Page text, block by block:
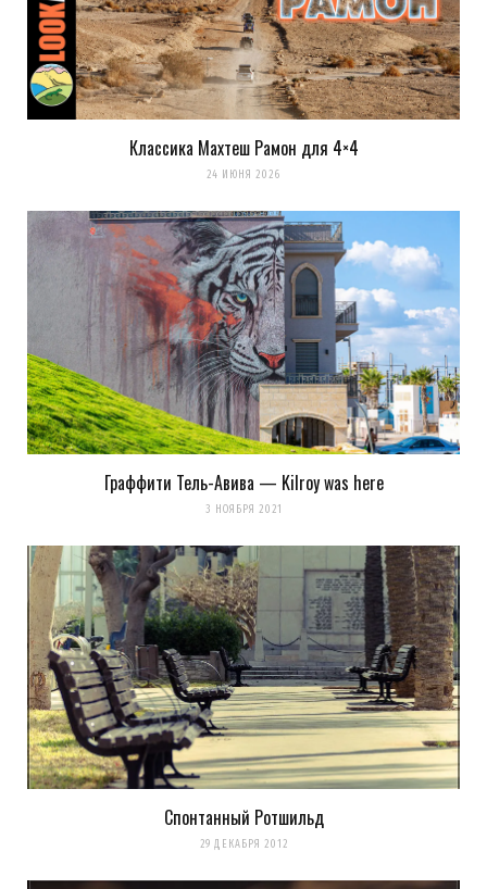
Классика Махтеш Рамон для 4×4
24 ИЮНЯ 2026
Граффити Тель-Авива — Kilroy was here
3 НОЯБРЯ 2021
Спонтанный Ротшильд
29 ДЕКАБРЯ 2012